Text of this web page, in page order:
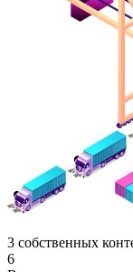
3 собственных
6